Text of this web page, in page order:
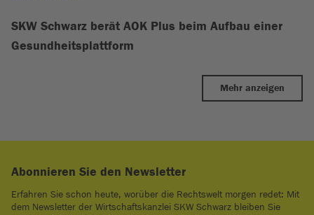
SKW Schwarz berät AOK Plus beim Aufbau einer
Gesundheitsplattform
Mehr anzeigen
Abonnieren Sie den Newsletter
Erfahren Sie schon heute, worüber die Rechtswelt morgen redet: Mit
dem Newsletter der Wirtschaftskanzlei SKW Schwarz bleiben Sie